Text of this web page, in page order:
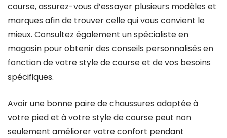
course, assurez-vous d’essayer plusieurs modèles et
marques afin de trouver celle qui vous convient le
mieux. Consultez également un spécialiste en
magasin pour obtenir des conseils personnalisés en
fonction de votre style de course et de vos besoins
spécifiques.
Avoir une bonne paire de chaussures adaptée à
votre pied et à votre style de course peut non
seulement améliorer votre confort pendant